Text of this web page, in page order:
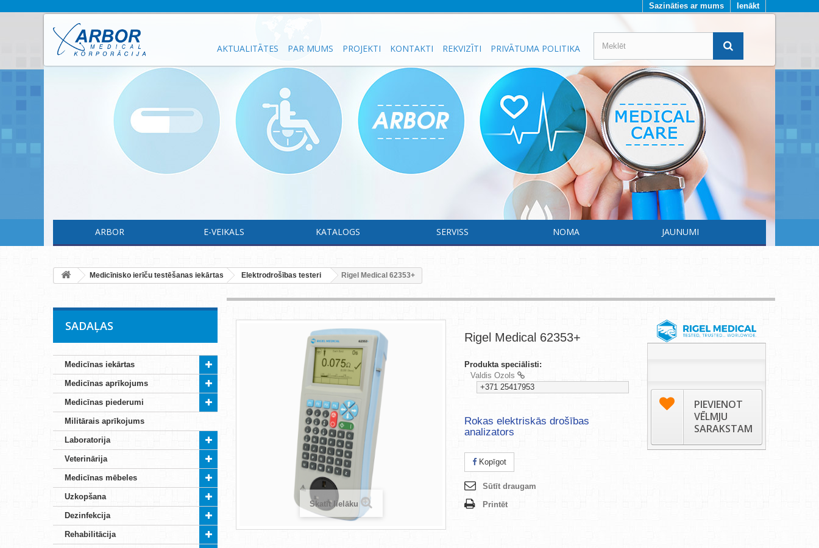
Ienākt
Sazināties ar mums
AKTUALITĀTES PAR MUMS PROJEKTI KONTAKTI REKVIZĪTI PRIVĀTUMA POLITIKA
ARBOR E-VEIKALS KATALOGS SERVISS NOMA JAUNUMI
Medicīnisko ierīču testēšanas iekārtas Elektrodrošības testeri Rigel Medical 62353+
SADAĻAS
Medicīnas iekārtas
Medicīnas aprīkojums
Medicīnas piederumi
Militārais aprīkojums
Laboratorija
Veterinārija
Medicīnas mēbeles
Uzkopšana
Dezinfekcija
Rehabilitācija
Skatīt lielāku
Rigel Medical 62353+
Produkta speciālisti:
Valdis Ozols
+371 25417953
Rokas elektriskās drošības
analizators
Kopīgot
Sūtīt draugam
Printēt
PIEVIENOT
VĒLMJU
SARAKSTAM